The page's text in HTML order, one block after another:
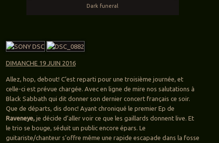
Dark funeral
DIMANCHE 19 JUIN 2016
Allez, hop, debout! C’est reparti pour une troisième journée, et
celle-ci est prévue chargée. Avec en ligne de mire nos salutations à
Black Sabbath qui dit donner son dernier concert français ce soir.
Que de départs, dis donc! Ayant chroniqué le premier Ep de
Raveneye,je décide d’aller voir ce que les gaillards donnent live. Et
le trio se bouge, séduit un public encore épars. Le
guitariste/chanteur s’offre même une rapide escapade dans la fosse